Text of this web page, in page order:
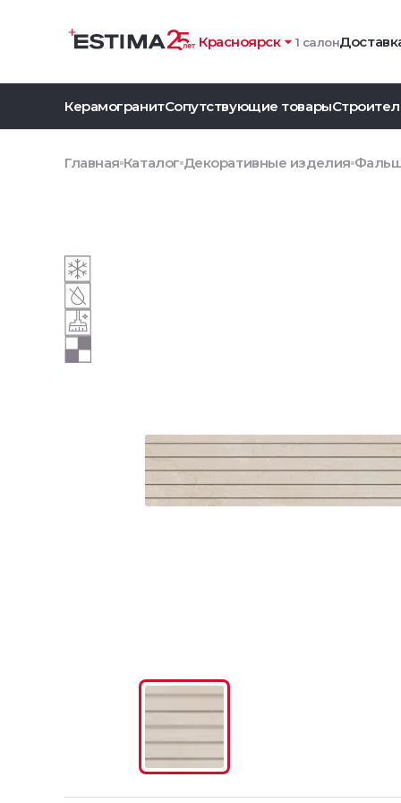
Красноярск 1 салон
КерамогранитСопутствующие товары
Главная Каталог Декоративные изделия